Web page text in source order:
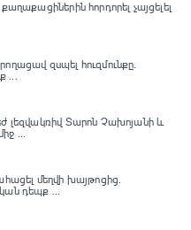
հորդորել չայցելել
զսպել հուզմունքը.
...
լեզվակռիվ Տարոն Չախոյանի և
...
մեղվի խայթոցից.
դեպք ...